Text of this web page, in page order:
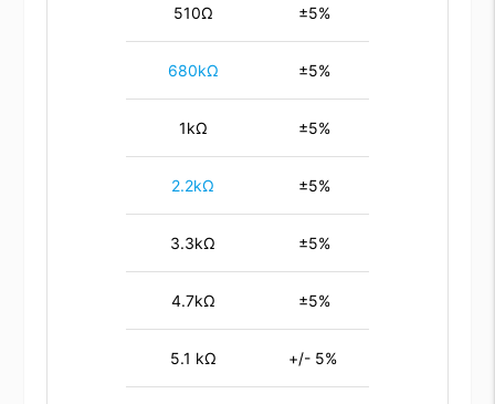
510Ω ±5%
680kΩ ±5%
1kΩ ±5%
2.2kΩ ±5%
3.3kΩ ±5%
4.7kΩ ±5%
5.1 kΩ +/- 5%